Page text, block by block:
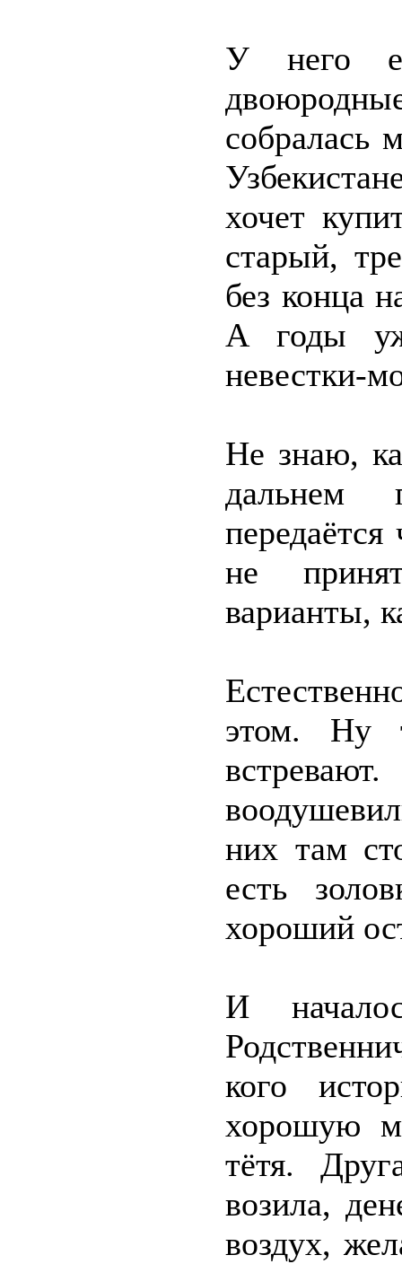
У него
собралась
хочет
старый,
без конца
А годы
невестки-
Не знаю,
дальнем
не
варианты,
этом. Ну
них там
есть
хороший
И
кого
хорошую
тётя.
возила,
воздух,